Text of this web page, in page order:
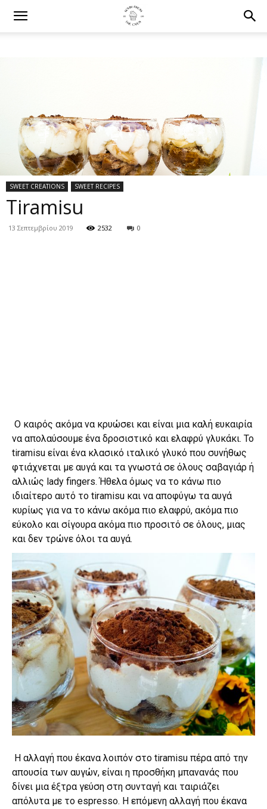
SWEET CREATIONS SWEET RECIPES
Tiramisu
13 Σεπτεμβρίου 2019 2532 0
Ο καιρός ακόμα να κρυώσει και είναι μια καλή ευκαιρία
να απολαύσουμε ένα δροσιστικό και ελαφρύ γλυκάκι. Το
tiramisu είναι ένα κλασικό ιταλικό γλυκό που συνήθως
φτιάχνεται με αυγά και τα γνωστά σε όλους σαβαγιάρ ή
αλλιώς lady fingers. Ήθελα όμως να το κάνω πιο
ιδιαίτερο αυτό το tiramisu και να αποφύγω τα αυγά
κυρίως για να το κάνω ακόμα πιο ελαφρύ, ακόμα πιο
εύκολο και σίγουρα ακόμα πιο προσιτό σε όλους, μιας
και δεν τρώνε όλοι τα αυγά.
Η αλλαγή που έκανα λοιπόν στο tiramisu πέρα από την
απουσία των αυγών, είναι η προσθήκη μπανανάς που
δίνει μια έξτρα γεύση στη συνταγή και ταιριάζει
απόλυτα με το espresso. Η επόμενη αλλαγή που έκανα